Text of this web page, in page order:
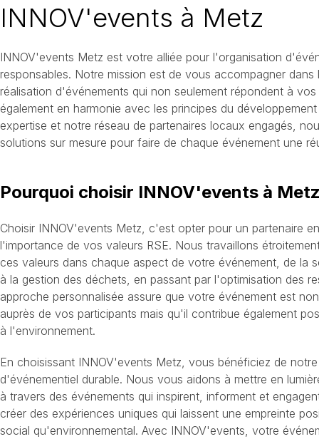
INNOV'events à Metz
INNOV'events Metz est votre alliée pour l'organisation
responsables. Notre mission est de vous accompagner
réalisation d'événements qui non seulement répondent à
également en harmonie avec les principes du
expertise et notre réseau de partenaires locaux engagés,
solutions sur mesure pour faire de chaque événement une
Pourquoi choisir INNOV'events à
Choisir INNOV'events Metz, c'est opter pour un partenaire
l'importance de vos valeurs RSE. Nous travaillons
ces valeurs dans chaque aspect de votre événement, de la
à la gestion des déchets, en passant par l'optimisation des
approche personnalisée assure que votre événement est
auprès de vos participants mais qu'il contribue également
à l'environnement.
En choisissant INNOV'events Metz, vous bénéficiez de
d'événementiel durable. Nous vous aidons à mettre en
à travers des événements qui inspirent, informent et
créer des expériences uniques qui laissent une empreinte
social qu'environnemental. Avec INNOV'events, votre